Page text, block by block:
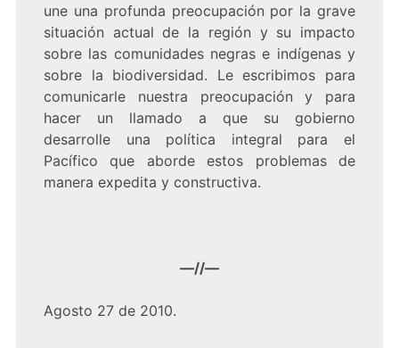
une una profunda preocupación por la grave
situación actual de la región y su impacto
sobre las comunidades negras e indígenas y
sobre la biodiversidad. Le escribimos para
comunicarle nuestra preocupación y para
hacer un llamado a que su gobierno
desarrolle una política integral para el
Pacífico que aborde estos problemas de
manera expedita y constructiva.
—//—
Agosto 27 de 2010.